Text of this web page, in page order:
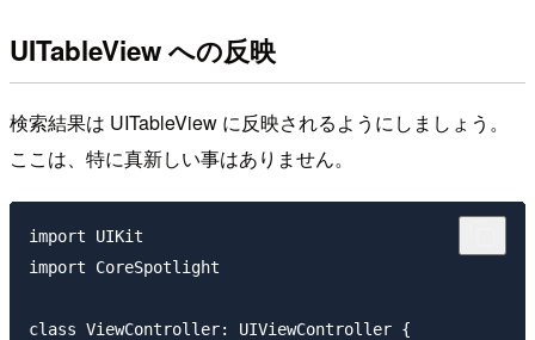
UITableView への反映
検索結果は UITableView に反映されるようにしましょう。
ここは、特に真新しい事はありません。
import UIKit
import CoreSpotlight
class ViewController: UIViewController {